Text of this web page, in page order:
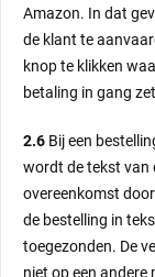
Amazon. In dat
de klant te
knop te klikken
betaling in gang
2.6 Bij een
wordt de tekst van
overeenkomst
de bestelling in
toegezonden. De
niet op een andere